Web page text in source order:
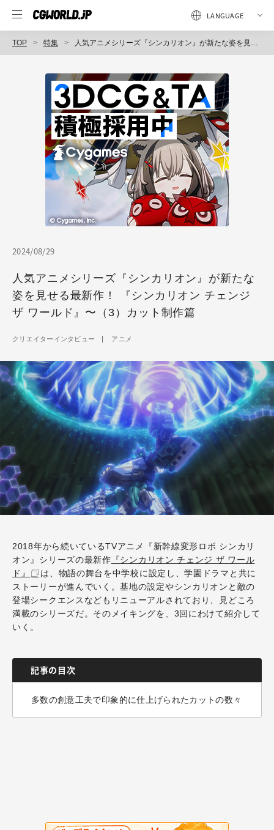
TOP 特集 人気アニメシリーズ『シンカリオン』が新たな姿を見せる最新作！ 『シンカリオン チェンジ ザ ワールド』〜（3）カット制作篇
2024/08/29
人気アニメシリーズ『シンカリオン』が新たな
姿を見せる最新作！ 『シンカリオン チェンジ
ザ ワールド』〜（3）カット制作篇
クリエイターインタビュー アニメ
2018年から続いているTVアニメ『新幹線変形ロボ シンカリ
オン』シリーズの最新作 『シンカリオン チェンジ ザ ワール
ド』
は、物語の舞台を中学校に設定し、学園ドラマと共に
ストーリーが進んでいく。基地の設定やシンカリオンと敵の
登場シークエンスなどもリニューアルされており、見どころ
満載のシリーズだ。そのメイキングを、3回にわけて紹介して
いく。
記事の目次
多数の創意工夫で印象的に仕上げられたカットの数々